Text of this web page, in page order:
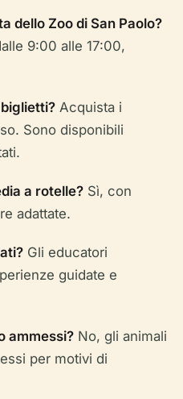
dello Zoo di San Paolo?
9:00 alle 17:00,
Acquista i
Sono disponibili
a rotelle? Sì, con
adattate.
Gli educatori
guidate e
ammessi? No, gli animali
per motivi di